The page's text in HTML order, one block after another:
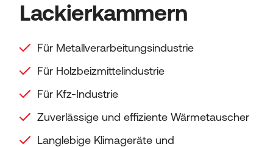
Lackierkammern
Für Metallverarbeitungsindustrie
Für Holzbeizmittelindustrie
Für Kfz-Industrie
Zuverlässige und effiziente Wärmetauscher
Langlebige Klimageräte und